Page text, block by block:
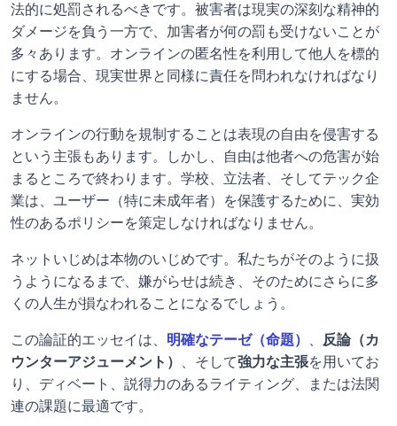
法的に処罰されるべきです。被害者は現実の深刻な精神的
ダメージを負う一方で、加害者が何の罰も受けないことが
多々あります。オンラインの匿名性を利用して他人を標的
にする場合、現実世界と同様に責任を問われなければなり
ません。
オンラインの行動を規制することは表現の自由を侵害する
という主張もあります。しかし、自由は他者への危害が始
まるところで終わります。学校、立法者、そしてテック企
業は、ユーザー（特に未成年者）を保護するために、実効
性のあるポリシーを策定しなければなりません。
ネットいじめは本物のいじめです。私たちがそのように扱
うようになるまで、嫌がらせは続き、そのためにさらに多
くの人生が損なわれることになるでしょう。
この論証的エッセイは、 明確なテーゼ（命題） 、 反論（カ
ウンターアジューメント） 、そして強力な主張を用いてお
り、ディベート、説得力のあるライティング、または法関
連の課題に最適です。